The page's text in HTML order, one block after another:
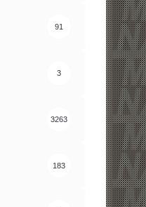
91
3
3263
183